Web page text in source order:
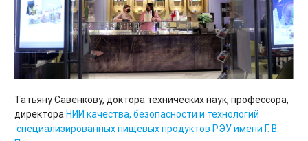
Татьяну Савенкову, доктора технических наук, профессора,
директора НИИ качества, безопасности и технологий
специализированных пищевых продуктов РЭУ имени Г. В.